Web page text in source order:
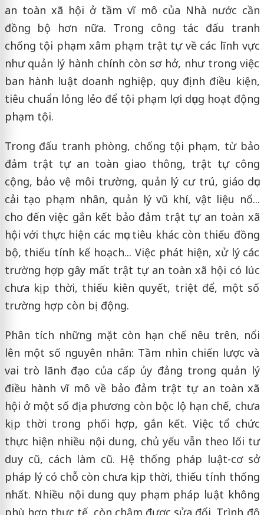
an toàn xã hội ở tầm vĩ mô của Nhà nước cần
đồng bộ hơn nữa. Trong công tác đấu tranh
chống tội phạm xâm phạm trật tự về các lĩnh vực
như quản lý hành chính còn sơ hở, như trong việc
ban hành luật doanh nghiệp, quy định điều kiện,
tiêu chuẩn lỏng lẻo để tội phạm lợi dụng hoạt động
phạm tội.
Trong đấu tranh phòng, chống tội phạm, từ bảo
đảm trật tự an toàn giao thông, trật tự công
cộng, bảo vệ môi trường, quản lý cư trú, giáo dục
cải tạo phạm nhân, quản lý vũ khí, vật liệu nổ...
cho đến việc gắn kết bảo đảm trật tự an toàn xã
hội với thực hiện các mục tiêu khác còn thiếu đồng
bộ, thiếu tính kế hoạch... Việc phát hiện, xử lý các
trường hợp gây mất trật tự an toàn xã hội có lúc
chưa kịp thời, thiếu kiên quyết, triệt để, một số
trường hợp còn bị động.
Phân tích những mặt còn hạn chế nêu trên, nổi
lên một số nguyên nhân: Tầm nhìn chiến lược và
vai trò lãnh đạo của cấp ủy đảng trong quản lý
điều hành vĩ mô về bảo đảm trật tự an toàn xã
hội ở một số địa phương còn bộc lộ hạn chế, chưa
kịp thời trong phối hợp, gắn kết. Việc tổ chức
thực hiện nhiều nội dung, chủ yếu vẫn theo lối tư
duy cũ, cách làm cũ. Hệ thống pháp luật-cơ sở
pháp lý có chỗ còn chưa kịp thời, thiếu tính thống
nhất. Nhiều nội dung quy phạm pháp luật không
phù hợp thực tế, còn chậm được sửa đổi. Trình độ